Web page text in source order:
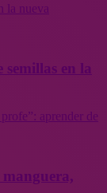
la nueva
en la
aprender de